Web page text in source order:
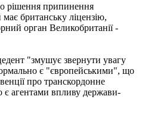
рішення припинення
має британську ліцензію,
орган Великобританії -
"змушує звернути увагу
є "європейськими", що
про транскордонне
є агентами впливу держави-